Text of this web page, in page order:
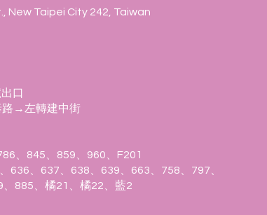
New Taipei City 242, Taiwan
口
路→左轉建中街
、845、859、960、F201
636、637、638、639、663、758、797、
885、橘21、橘22、藍2